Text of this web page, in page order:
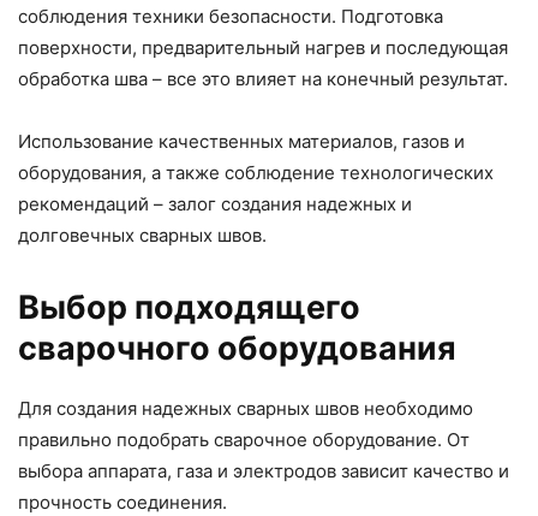
соблюдения техники безопасности. Подготовка
поверхности, предварительный нагрев и последующая
обработка шва – все это влияет на конечный результат.
Использование качественных материалов, газов и
оборудования, а также соблюдение технологических
рекомендаций – залог создания надежных и
долговечных сварных швов.
Выбор подходящего
сварочного оборудования
Для создания надежных сварных швов необходимо
правильно подобрать сварочное оборудование. От
выбора аппарата, газа и электродов зависит качество и
прочность соединения.